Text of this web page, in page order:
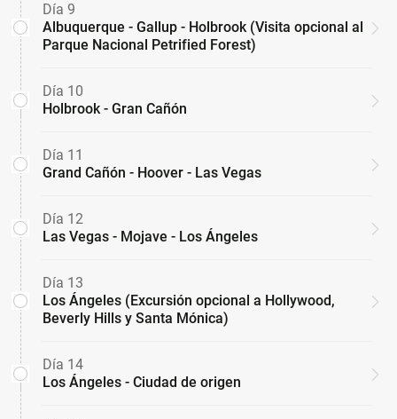
Día 9
Albuquerque - Gallup - Holbrook (Visita opcional al
Parque Nacional Petrified Forest)
Día 10
Holbrook - Gran Cañón
Día 11
Grand Cañón - Hoover - Las Vegas
Día 12
Las Vegas - Mojave - Los Ángeles
Día 13
Los Ángeles (Excursión opcional a Hollywood,
Beverly Hills y Santa Mónica)
Día 14
Los Ángeles - Ciudad de origen